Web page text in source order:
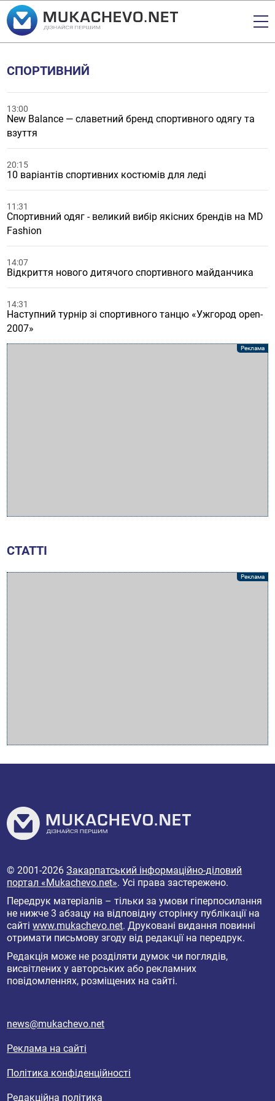
СПОРТИВНИЙ
13:00
New Balance — славетний бренд спортивного одягу та
взуття
20:15
10 варіантів спортивних костюмів для леді
11:31
Спортивний одяг - великий вибір якісних брендів на MD
Fashion
14:07
Відкриття нового дитячого спортивного майданчика
14:31
Наступний турнір зі спортивного танцю «Ужгород open-
2007»
СТАТТІ
© 2001-2026Закарпатський інформаційно-діловий
портал «Mukachevo.net». Усі права застережено.
Передрук матеріалів – тільки за умови гіперпосилання
не нижче 3 абзацу на відповідну сторінку публікації на
сайтіwww.mukachevo.net. Друковані видання повинні
отримати письмову згоду від редакції на передрук.
Редакція може не розділяти думок чи поглядів,
висвітлених у авторських або рекламних
повідомленнях, розміщених на сайті.
news@mukachevo.net
Реклама на сайті
Політика конфіденційності
Редакційна політика